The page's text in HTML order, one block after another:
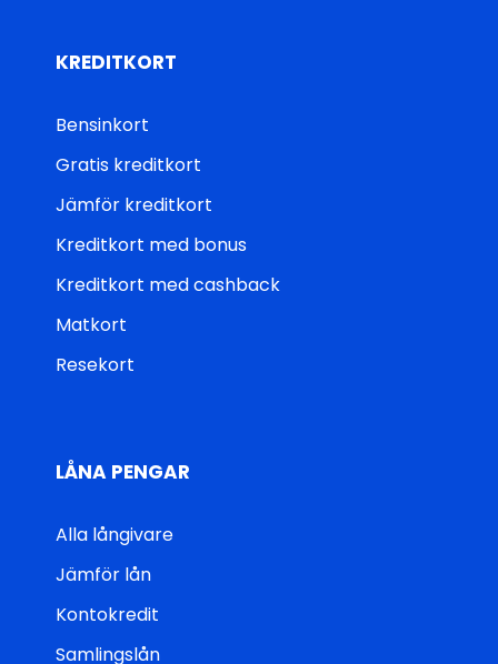
KREDITKORT
Bensinkort
Gratis kreditkort
Jämför kreditkort
Kreditkort med bonus
Kreditkort med cashback
Matkort
Resekort
LÅNA PENGAR
Alla långivare
Jämför lån
Kontokredit
Samlingslån